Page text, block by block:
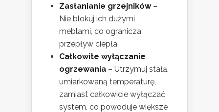
Zasłanianie grzejników–
Nie blokuj ich dużymi
meblami, co ogranicza
przepływ ciepła.
Całkowite wyłączanie
ogrzewania – Utrzymuj stałą,
umiarkowaną temperaturę,
zamiast całkowicie wyłączać
system, co powoduje większe